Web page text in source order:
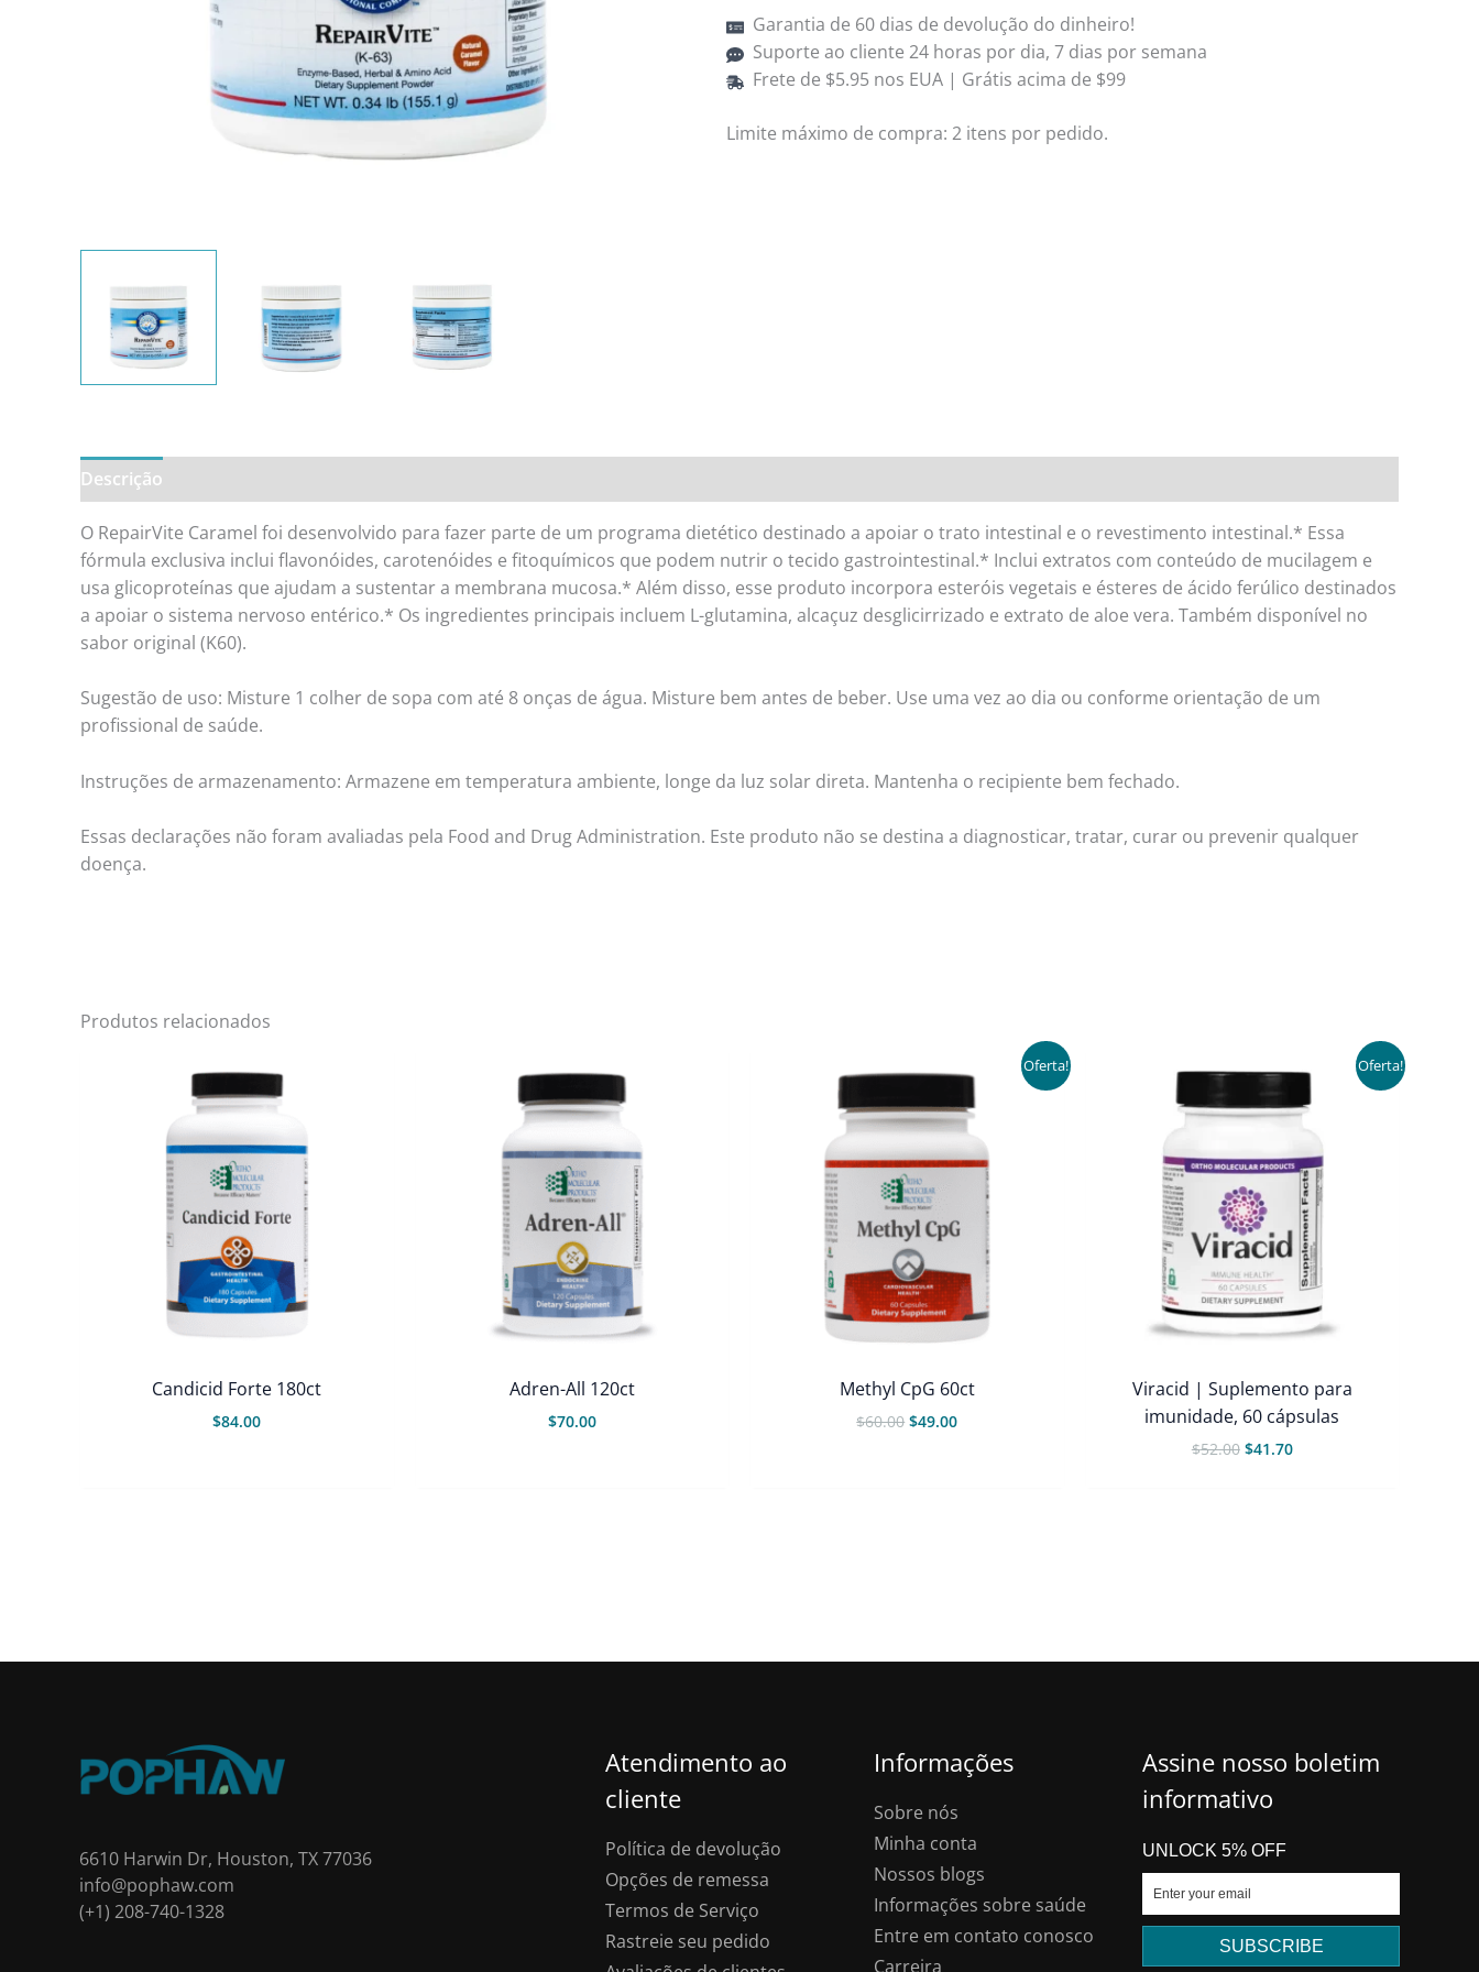
Garantia de 60 dias de devolução do dinheiro!
Suporte ao cliente 24 horas por dia, 7 dias por semana
Frete de $5.95 nos EUA | Grátis acima de $99
Limite máximo de compra: 2 itens por pedido.
Descrição
O RepairVite Caramel foi desenvolvido para fazer parte de um programa dietético destinado a apoiar o trato intestinal e o revestimento intestinal.* Essa
fórmula exclusiva inclui flavonóides, carotenóides e fitoquímicos que podem nutrir o tecido gastrointestinal.* Inclui extratos com conteúdo de mucilagem e
usa glicoproteínas que ajudam a sustentar a membrana mucosa.* Além disso, esse produto incorpora esteróis vegetais e ésteres de ácido ferúlico destinados
a apoiar o sistema nervoso entérico.* Os ingredientes principais incluem L-glutamina, alcaçuz desglicirrizado e extrato de aloe vera. Também disponível no
sabor original (K60).
Sugestão de uso: Misture 1 colher de sopa com até 8 onças de água. Misture bem antes de beber. Use uma vez ao dia ou conforme orientação de um
profissional de saúde.
Instruções de armazenamento: Armazene em temperatura ambiente, longe da luz solar direta. Mantenha o recipiente bem fechado.
Essas declarações não foram avaliadas pela Food and Drug Administration. Este produto não se destina a diagnosticar, tratar, curar ou prevenir qualquer
doença.
Produtos relacionados
Candicid Forte 180ct
$84.00
Adren-All 120ct
$70.00
Oferta!
Methyl CpG 60ct
$60.00 O
$49.00O
Oferta!
Viracid | Suplemento para
imunidade, 60 cápsulas
$52.00 O
$41.70O
6610 Harwin Dr, Houston, TX 77036
info@pophaw.com
(+1) 208-740-1328
Atendimento ao
cliente
Política de devolução
Opções de remessa
Termos de Serviço
Rastreie seu pedido
Informações
Sobre nós
Minha conta
Nossos blogs
Informações sobre saúde
Entre em contato conosco
Carreira
Assine nosso boletim
informativo
UNLOCK 5% OFF
SUBSCRIBE